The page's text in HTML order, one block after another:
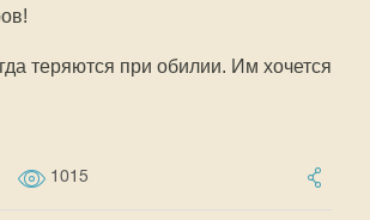
теряются при обилии. Им хочется
1015